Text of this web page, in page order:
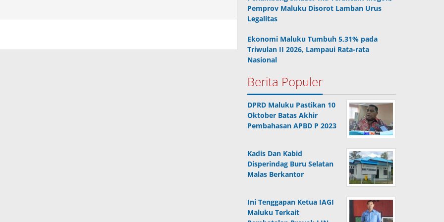
Pemprov Maluku Disorot Lamban Urus
Legalitas
Ekonomi Maluku Tumbuh 5,31% pada
Triwulan II 2026, Lampaui Rata-rata
Nasional
Berita Populer
DPRD Maluku Pastikan 10
Oktober Batas Akhir
Pembahasan APBD P 2023
Kadis Dan Kabid
Disperindag Buru Selatan
Malas Berkantor
Ini Tenggapan Ketua IAGI
Maluku Terkait